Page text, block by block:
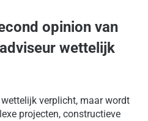
opinion van
wettelijk
verplicht, maar wordt
projecten, constructieve